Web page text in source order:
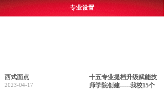
专业设置
西式面点
2023-04-17
十五专业提档升级赋能技
师学院创建-----我校15个